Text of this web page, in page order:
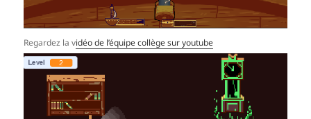
Regardez la vidéo de l’équipe collège sur youtube